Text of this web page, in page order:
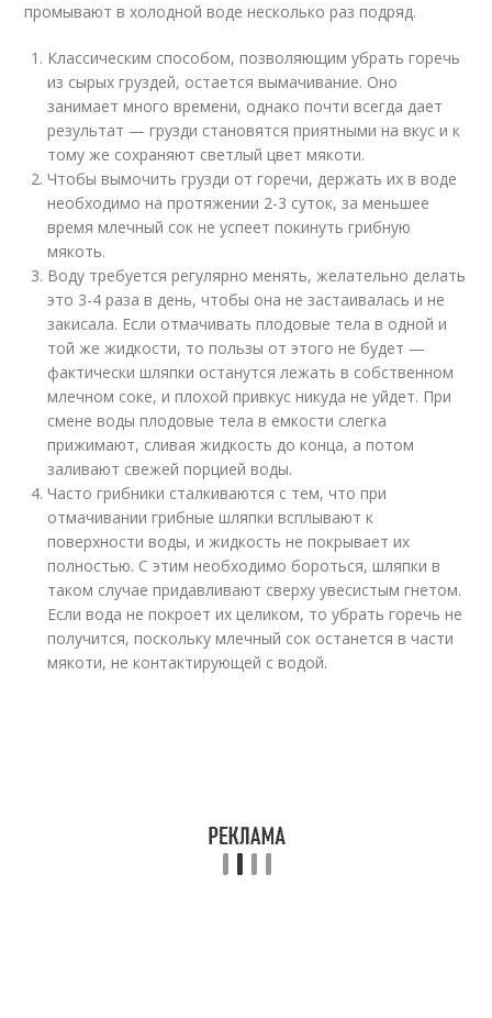
промывают в холодной воде несколько раз подряд.
Классическим способом, позволяющим убрать горечь
из сырых груздей, остается вымачивание. Оно
занимает много времени, однако почти всегда дает
результат — грузди становятся приятными на вкус и к
тому же сохраняют светлый цвет мякоти.
Чтобы вымочить грузди от горечи, держать их в воде
необходимо на протяжении 2-3 суток, за меньшее
время млечный сок не успеет покинуть грибную
мякоть.
Воду требуется регулярно менять, желательно делать
это 3-4 раза в день, чтобы она не застаивалась и не
закисала. Если отмачивать плодовые тела в одной и
той же жидкости, то пользы от этого не будет —
фактически шляпки останутся лежать в собственном
млечном соке, и плохой привкус никуда не уйдет. При
смене воды плодовые тела в емкости слегка
прижимают, сливая жидкость до конца, а потом
заливают свежей порцией воды.
Часто грибники сталкиваются с тем, что при
отмачивании грибные шляпки всплывают к
поверхности воды, и жидкость не покрывает их
полностью. С этим необходимо бороться, шляпки в
таком случае придавливают сверху увесистым гнетом.
Если вода не покроет их целиком, то убрать горечь не
получится, поскольку млечный сок останется в части
мякоти, не контактирующей с водой.